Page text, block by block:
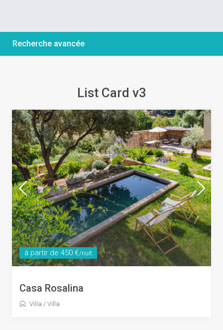
Recherche avancée
List Card v3
à partir de 450 €/nuit
Casa Rosalina
Villa / Villa